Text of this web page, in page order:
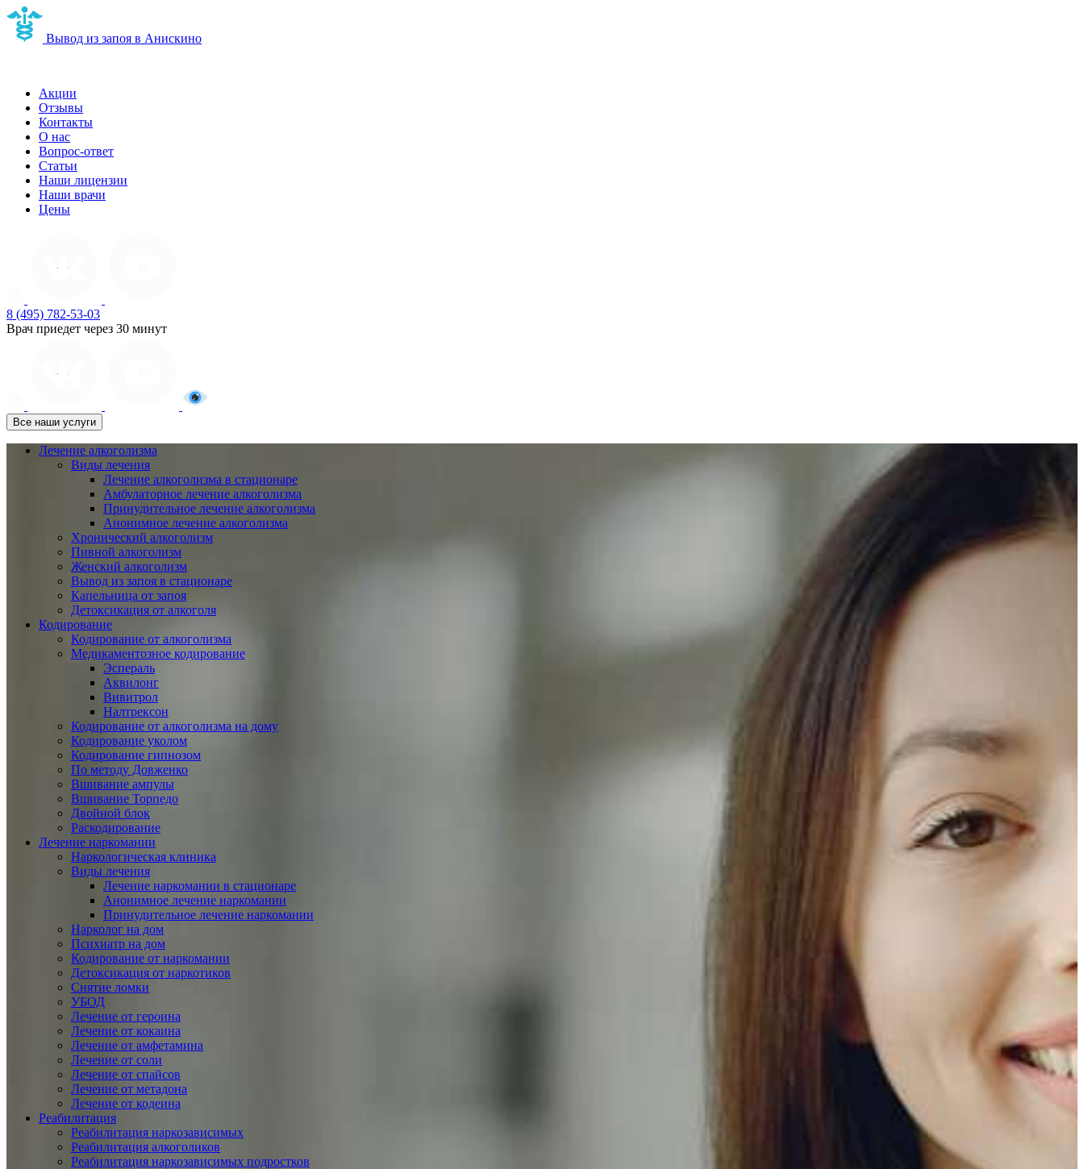
Вывод из запоя в Анискино
Акции
Отзывы
Контакты
О нас
Вопрос-ответ
Статьи
Наши лицензии
Наши врачи
Цены
8 (495) 782-53-03
Врач приедет через 30 минут
Все наши услуги
Лечение алкоголизма
Виды лечения
Лечение алкоголизма в стационаре
Амбулаторное лечение алкоголизма
Принудительное лечение алкоголизма
Анонимное лечение алкоголизма
Хронический алкоголизм
Пивной алкоголизм
Женский алкоголизм
Вывод из запоя в стационаре
Капельница от запоя
Детоксикация от алкоголя
Кодирование
Кодирование от алкоголизма
Медикаментозное кодирование
Эспераль
Аквилонг
Вивитрол
Налтрексон
Кодирование от алкоголизма на дому
Кодирование уколом
Кодирование гипнозом
По методу Довженко
Вшивание ампулы
Вшивание Торпедо
Двойной блок
Раскодирование
Лечение наркомании
Наркологическая клиника
Виды лечения
Лечение наркомании в стационаре
Анонимное лечение наркомании
Принудительное лечение наркомании
Нарколог на дом
Психиатр на дом
Кодирование от наркомании
Детоксикация от наркотиков
Снятие ломки
УБОД
Лечение от героина
Лечение от кокаина
Лечение от амфетамина
Лечение от соли
Лечение от спайсов
Лечение от метадона
Лечение от кодеина
Реабилитация
Реабилитация наркозависимых
Реабилитация алкоголиков
Реабилитация наркозависимых подростков